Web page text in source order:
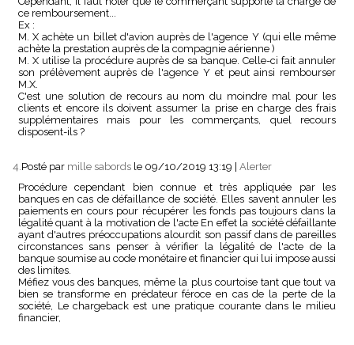
ce remboursement...
Ex :
M. X achète un billet d'avion auprès de l'agence Y (qui elle même
achète la prestation auprès de la compagnie aérienne )
M. X utilise la procédure auprès de sa banque. Celle-ci fait annuler
son prélèvement auprès de l'agence Y et peut ainsi rembourser
M.X.
C'est une solution de recours au nom du moindre mal pour les
clients et encore ils doivent assumer la prise en charge des frais
supplémentaires mais pour les commerçants, quel recours
disposent-ils ?
4. Posté par mille sabords le 09/10/2019 13:19 | Alerter
Procédure cependant bien connue et très appliquée par les
banques en cas de défaillance de société. Elles savent annuler les
paiements en cours pour récupérer les fonds pas toujours dans la
légalité quant à la motivation de l'acte En effet la société défaillante
ayant d'autres préoccupations alourdit son passif dans de pareilles
circonstances sans penser à vérifier la légalité de l'acte de la
banque soumise au code monétaire et financier qui lui impose aussi
des limites.
Méfiez vous des banques, même la plus courtoise tant que tout va
bien se transforme en prédateur féroce en cas de la perte de la
société, Le chargeback est une pratique courante dans le milieu
financier,